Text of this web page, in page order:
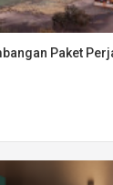
Paket